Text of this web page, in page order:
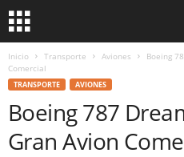
Inicio Transporte Aviones
Boeing
Comercial
TRANSPORTE AVIONES
Boeing 787
Gran Avion